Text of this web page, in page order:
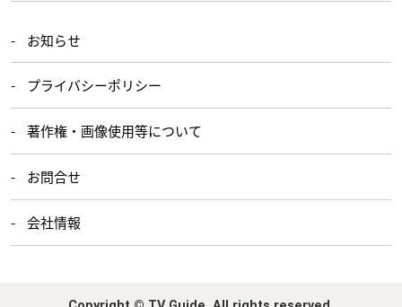
お知らせ
プライバシーポリシー
著作権・画像使用等について
お問合せ
会社情報